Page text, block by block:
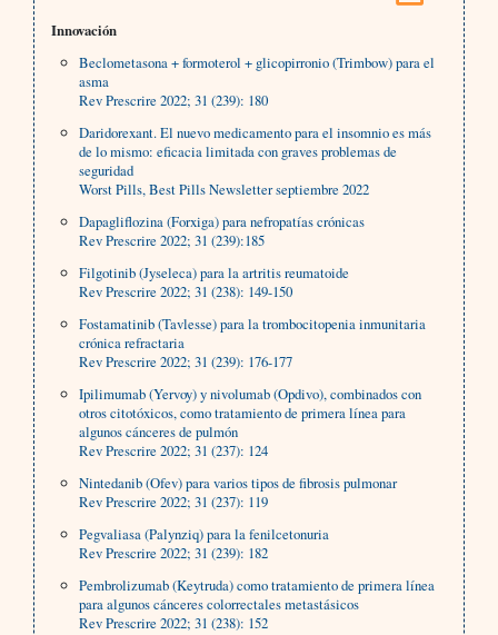
Innovación
Beclometasona + formoterol + glicopirronio (Trimbow) para el
asma
Rev Prescrire 2022; 31 (239): 180
Daridorexant. El nuevo medicamento para el insomnio es más
de lo mismo: eficacia limitada con graves problemas de
seguridad
Worst Pills, Best Pills Newsletter septiembre 2022
Dapagliflozina (Forxiga) para nefropatías crónicas
Rev Prescrire 2022; 31 (239):185
Filgotinib (Jyseleca) para la artritis reumatoide
Rev Prescrire 2022; 31 (238): 149-150
Fostamatinib (Tavlesse) para la trombocitopenia inmunitaria
crónica refractaria
Rev Prescrire 2022; 31 (239): 176-177
Ipilimumab (Yervoy) y nivolumab (Opdivo), combinados con
otros citotóxicos, como tratamiento de primera línea para
algunos cánceres de pulmón
Rev Prescrire 2022; 31 (237): 124
Nintedanib (Ofev) para varios tipos de fibrosis pulmonar
Rev Prescrire 2022; 31 (237): 119
Pegvaliasa (Palynziq) para la fenilcetonuria
Rev Prescrire 2022; 31 (239): 182
Pembrolizumab (Keytruda) como tratamiento de primera línea
para algunos cánceres colorrectales metastásicos
Rev Prescrire 2022; 31 (238): 152